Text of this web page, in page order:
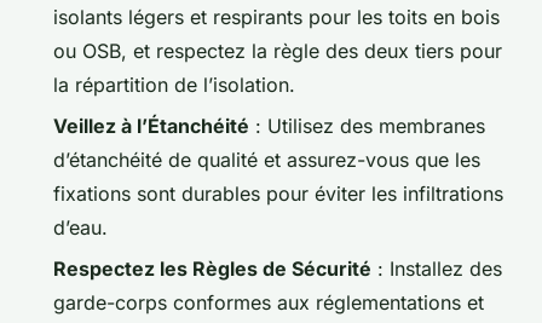
isolants légers et respirants pour les toits en bois
ou OSB, et respectez la règle des deux tiers pour
la répartition de l’isolation.
Veillez à l’Étanchéité : Utilisez des membranes
d’étanchéité de qualité et assurez-vous que les
fixations sont durables pour éviter les infiltrations
d’eau.
Respectez les Règles de Sécurité : Installez des
garde-corps conformes aux réglementations et